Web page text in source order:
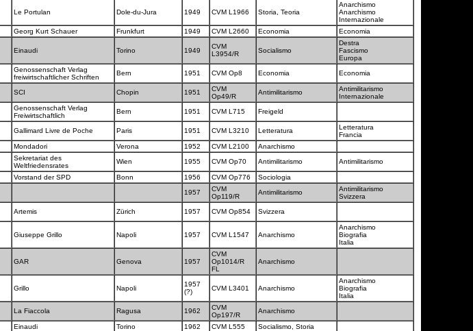
Le Portulan Dole-du-Jura 1949 CVM L1966 Storia, Teoria
Anarchismo
Anarchismo
Internazionale
Georg Kurt Schauer Frunkfurt 1949 CVM L2660 Economia Economia
Einaudi Torino 1949
CVM
L3954/R
Socialismo
Destra
Fascismo
Europa
Genossenschaft Verlag
freiwirtschaftlicher Schriften
Bern 1951 CVM Op8 Economia Economia
SCI Chopin 1951
CVM
Op49/R
Antimilitarismo
Antimilitarismo
Internazionale
Genossenschaft Verlag
Freiwirtschaftlich
Bern 1951 CVM L715 Freigeld
Gallimard Livre de Poche Paris 1951 CVM L3210 Letteratura
Letteratura
Francia
Mondadori Verona 1952 CVM L2100
Anarchismo
Sekretariat des
Weltfriedensrates
Wien 1955 CVM Op70 Antimilitarismo Antimilitarismo
Vorstand der SPD Bonn 1956 CVM Op776
Sociologia
1957
CVM
Op119/R
Antimilitarismo
Antimilitarismo
Svizzera
Artemis Zürich 1957 CVM Op854 Svizzera
Giuseppe Grillo Napoli 1957 CVM L1547 Anarchismo
Anarchismo
Biografia
Italia
GAR Genova 1957
CVM
Op1014/R
FL
Anarchismo
Grillo Napoli
1957
(?)
CVM L3401 Anarchismo
Anarchismo
Biografia
Italia
La Fiaccola Ragusa 1962
CVM
Op197/R
Anarchismo
Einaudi Torino 1962 CVM L555
Socialismo, Storia